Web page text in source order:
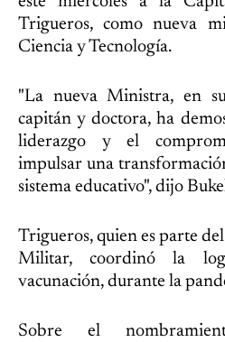
Trigueros, como nueva
Ciencia y Tecnología.
"La nueva Ministra, en
capitán y doctora, ha
liderazgo y el
impulsar una
sistema educativo", dijo
Trigueros, quien es parte
Militar, coordinó la
vacunación, durante la
Sobre el